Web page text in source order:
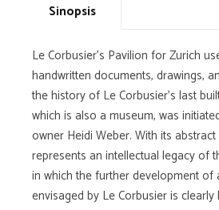
Sinopsis
Le Corbusier's Pavilion for Zurich
handwritten documents, drawings,
the history of Le Corbusier's last
which is also a museum, was
owner Heidi Weber. With its
represents an intellectual legacy of
in which the further development of
envisaged by Le Corbusier is